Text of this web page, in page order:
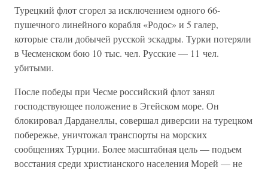
Турецкий флот сгорел за исключением одного 66-
пушечного линейного корабля «Родос» и 5 галер,
которые стали добычей русской эскадры. Турки потеряли
в Чесменском бою 10 тыс. чел. Русские — 11 чел.
убитыми.
После победы при Чесме российский флот занял
господствующее положение в Эгейском море. Он
блокировал Дарданеллы, совершал диверсии на турецком
побережье, уничтожал транспорты на морских
сообщениях Турции. Более масштабная цель — подъем
восстания среди христианского населения Морей — не